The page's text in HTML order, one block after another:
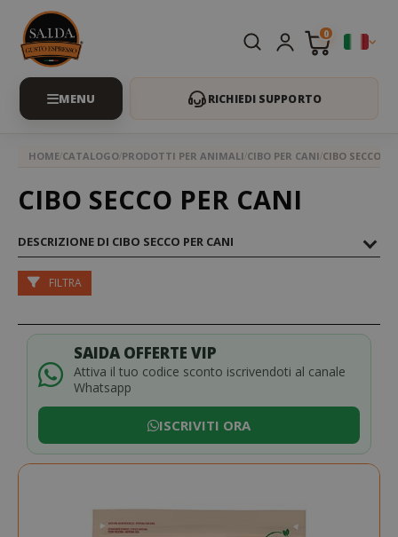
0
RICHIEDI SUPPORTO
HOME CATALOGO PRODOTTI PER ANIMALI CIBO PER CANI CIBO SECCO
CIBO SECCO PER CANI
DESCRIZIONE DI CIBO SECCO PER CANI
SAIDA OFFERTE VIP
Attiva il tuo codice sconto iscrivendoti al canale
Whatsapp
ISCRIVITI ORA
FILTRA